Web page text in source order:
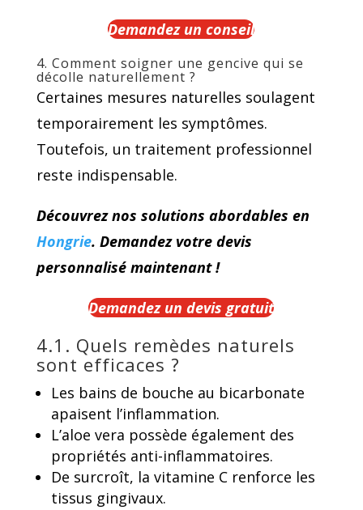
Demandez un conseil
4. Comment soigner une gencive qui se
décolle naturellement ?
Certaines mesures naturelles soulagent
temporairement les symptômes.
Toutefois, un traitement professionnel
reste indispensable.
Découvrez nos solutions abordables en
Hongrie. Demandez votre devis
personnalisé maintenant !
Demandez un devis gratuit
4.1. Quels remèdes naturels
sont efficaces ?
Les bains de bouche au bicarbonate
apaisent l’inflammation.
L’aloe vera possède également des
propriétés anti-inflammatoires.
De surcroît, la vitamine C renforce les
tissus gingivaux.